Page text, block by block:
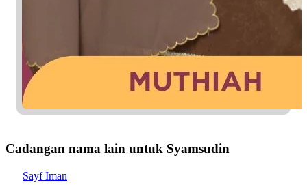
Cadangan nama lain untuk Syamsudin
Sayf Iman